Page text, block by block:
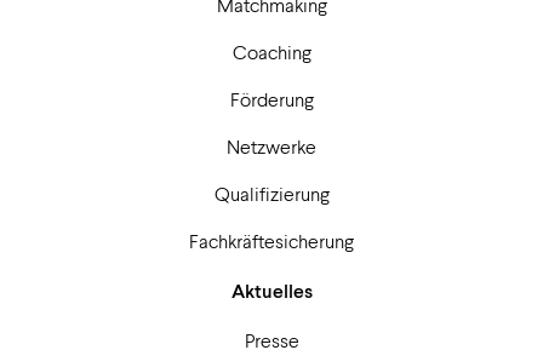
Matchmaking
Coaching
Förderung
Netzwerke
Qualifizierung
Fachkräftesicherung
Aktuelles
Presse